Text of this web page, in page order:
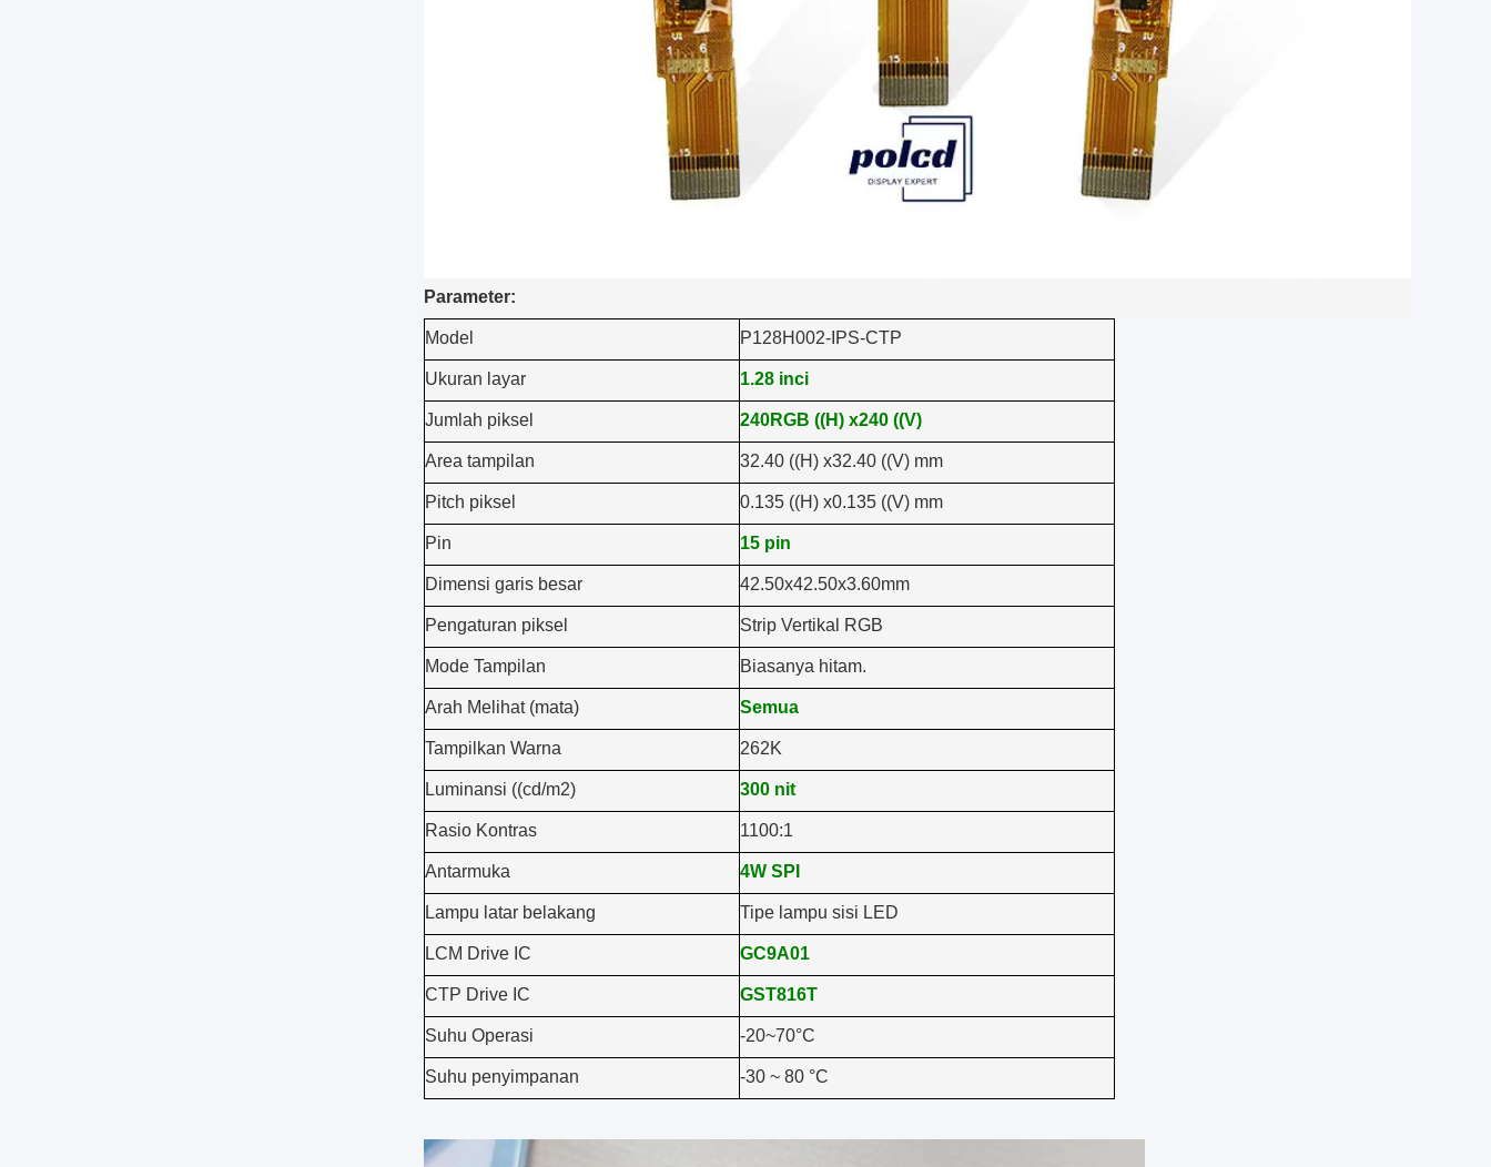
Parameter:
Model P128H002-IPS-CTP
Ukuran layar 1.28 inci
Jumlah piksel 240RGB ((H) x240 ((V)
Area tampilan 32.40 ((H) x32.40 ((V) mm
Pitch piksel 0.135 ((H) x0.135 ((V) mm
Pin 15 pin
Dimensi garis besar 42.50x42.50x3.60mm
Pengaturan piksel Strip Vertikal RGB
Mode Tampilan Biasanya hitam.
Arah Melihat (mata) Semua
Tampilkan Warna 262K
Luminansi ((cd/m2) 300 nit
Rasio Kontras 1100:1
Antarmuka 4W SPI
Lampu latar belakang Tipe lampu sisi LED
LCM Drive IC GC9A01
CTP Drive IC GST816T
Suhu Operasi -20~70°C
Suhu penyimpanan -30 ~ 80 °C